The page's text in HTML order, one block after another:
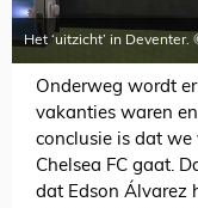
Het ‘uitzicht’ in
Onderweg wordt
vakanties waren
conclusie is dat we
Chelsea FC gaat.
dat Edson Álvarez